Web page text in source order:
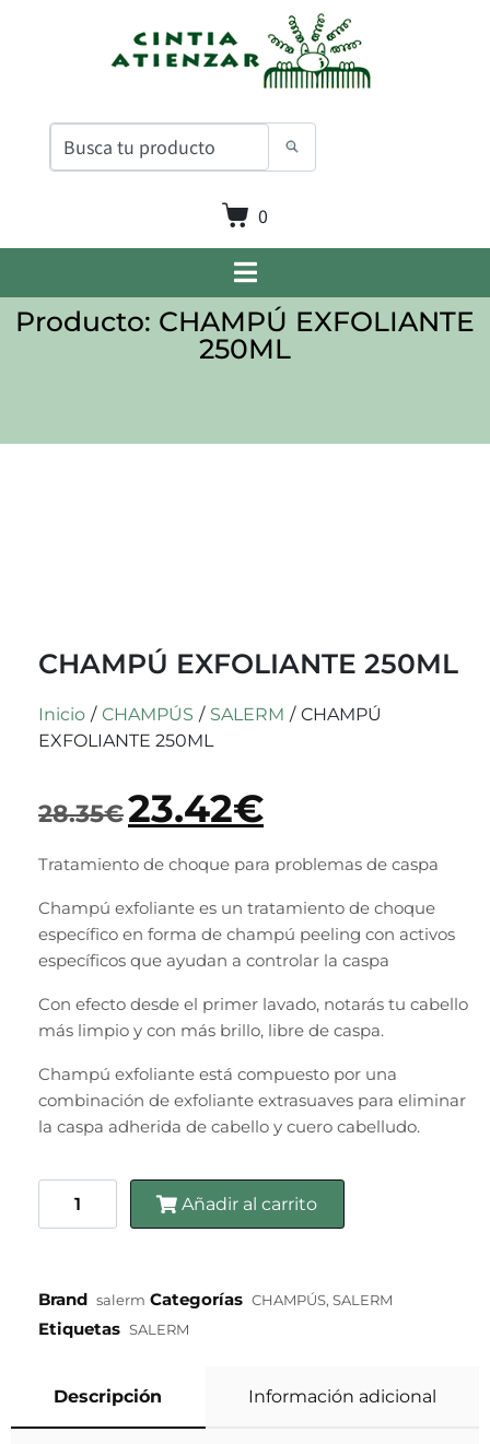
0
Producto: CHAMPÚ EXFOLIANTE
250ML
CHAMPÚ EXFOLIANTE 250ML
Inicio / CHAMPÚS / SALERM / CHAMPÚ
EXFOLIANTE 250ML
28.35€23.42€
Tratamiento de choque para problemas de caspa
Champú exfoliante es un tratamiento de choque
específico en forma de champú peeling con activos
específicos que ayudan a controlar la caspa
Con efecto desde el primer lavado, notarás tu cabello
más limpio y con más brillo, libre de caspa.
Champú exfoliante está compuesto por una
combinación de exfoliante extrasuaves para eliminar
la caspa adherida de cabello y cuero cabelludo.
Añadir al carrito
Brand salerm Categorías CHAMPÚS, SALERM
Etiquetas SALERM
Descripción Información adicional